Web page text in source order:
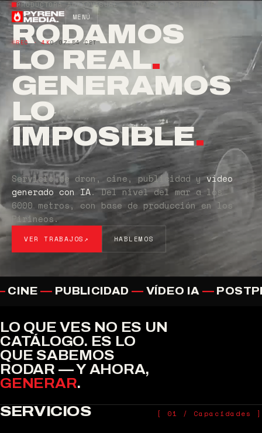
MENÚ
REC · 4K0:07:55 CET
[
EST.
2010
]
AESA
OP.
PRODUCTORA AUDIOVISUAL — DIVISIÓN DE PYRENE
RODAMOS
LO REAL.
GENERAMOS
LO
IMPOSIBLE.
Servicio de dron, cine, publicidad yvídeo
generado con IA. Del nivel del mar a los
6000 metros, con base de producción en los
Pirineos.
VER TRABAJOS ↗ HABLEMOS
CINE—PUBLICIDAD—VÍDEO IA—
LO QUE VES NO ES UN
CATÁLOGO. ES LO
QUE SABEMOS
RODAR — Y AHORA,
GENERAR.
SERVICIOS
[ 01 / Capacidades ]